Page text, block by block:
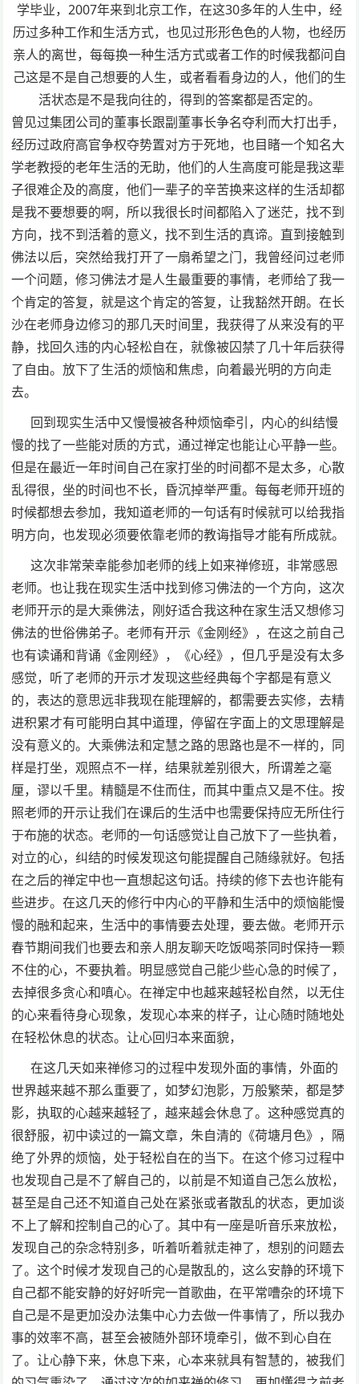
学毕业，2007年来到北京工作，在这30多年的人生中，经
历过多种工作和生活方式，也见过形形色色的人物，也经历
亲人的离世，每每换一种生活方式或者工作的时候我都问自
己这是不是自己想要的人生，或者看看身边的人，他们的生
活状态是不是我向往的，得到的答案都是否定的。
曾见过集团公司的董事长跟副董事长争名夺利而大打出手，
经历过政府高官争权夺势置对方于死地，也目睹一个知名大
学老教授的老年生活的无助，他们的人生高度可能是我这辈
子很难企及的高度，他们一辈子的辛苦换来这样的生活却都
是我不要想要的啊，所以我很长时间都陷入了迷茫，找不到
方向，找不到活着的意义，找不到生活的真谛。直到接触到
佛法以后，突然给我打开了一扇希望之门，我曾经问过老师
一个问题，修习佛法才是人生最重要的事情，老师给了我一
个肯定的答复，就是这个肯定的答复，让我豁然开朗。在长
沙在老师身边修习的那几天时间里，我获得了从来没有的平
静，找回久违的内心轻松自在，就像被囚禁了几十年后获得
了自由。放下了生活的烦恼和焦虑，向着最光明的方向走
去。
回到现实生活中又慢慢被各种烦恼牵引，内心的纠结慢
慢的找了一些能对质的方式，通过禅定也能让心平静一些。
但是在最近一年时间自己在家打坐的时间都不是太多，心散
乱得很，坐的时间也不长，昏沉掉举严重。每每老师开班的
时候都想去参加，我知道老师的一句话有时候就可以给我指
明方向，也发现必须要依靠老师的教诲指导才能有所成就。
这次非常荣幸能参加老师的线上如来禅修班，非常感恩
老师。也让我在现实生活中找到修习佛法的一个方向，这次
老师开示的是大乘佛法，刚好适合我这种在家生活又想修习
佛法的世俗佛弟子。老师有开示《金刚经》，在这之前自己
也有读诵和背诵《金刚经》，《心经》，但几乎是没有太多
感觉，听了老师的开示才发现这些经典每个字都是有意义
的，表达的意思远非我现在能理解的，都需要去实修，去精
进积累才有可能明白其中道理，停留在字面上的文思理解是
没有意义的。大乘佛法和定慧之路的思路也是不一样的，同
样是打坐，观照点不一样，结果就差别很大，所谓差之毫
厘，谬以千里。精髓是不住而住，而其中重点又是不住。按
照老师的开示让我们在课后的生活中也需要保持应无所住行
于布施的状态。老师的一句话感觉让自己放下了一些执着，
对立的心，纠结的时候发现这句能提醒自己随缘就好。包括
在之后的禅定中也一直想起这句话。持续的修下去也许能有
些进步。在这几天的修行中内心的平静和生活中的烦恼能慢
慢的融和起来，生活中的事情要去处理，要去做。老师开示
春节期间我们也要去和亲人朋友聊天吃饭喝茶同时保持一颗
不住的心，不要执着。明显感觉自己能少些心急的时候了，
去掉很多贪心和嗔心。在禅定中也越来越轻松自然，以无住
的心来看待身心现象，发现心本来的样子，让心随时随地处
在轻松休息的状态。让心回归本来面貌，
在这几天如来禅修习的过程中发现外面的事情，外面的
世界越来越不那么重要了，如梦幻泡影，万般繁荣，都是梦
影，执取的心越来越轻了，越来越会休息了。这种感觉真的
很舒服，初中读过的一篇文章，朱自清的《荷塘月色》，隔
绝了外界的烦恼，处于轻松自在的当下。在这个修习过程中
也发现自己是不了解自己的，以前是不知道自己怎么放松，
甚至是自己还不知道自己处在紧张或者散乱的状态，更加谈
不上了解和控制自己的心了。其中有一座是听音乐来放松，
发现自己的杂念特别多，听着听着就走神了，想别的问题去
了。这个时候才发现自己的心是散乱的，这么安静的环境下
自己都不能安静的好好听完一首歌曲，在平常嘈杂的环境下
自己是不是更加没办法集中心力去做一件事情了，所以我办
事的效率不高，甚至会被随外部环境牵引，做不到心自在
了。让心静下来，休息下来，心本来就具有智慧的，被我们